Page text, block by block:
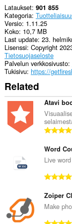
Lataukset 901 855
Kategoria
Versio 1.11.25
Koko 10,7 MB
Last update 23.
Lisenssi Copyright
Tietosuojaseloste
Palvelun verkkosivusto
Tukisivu https://
Related
Atavi
Word
Live
Zoiper
Make